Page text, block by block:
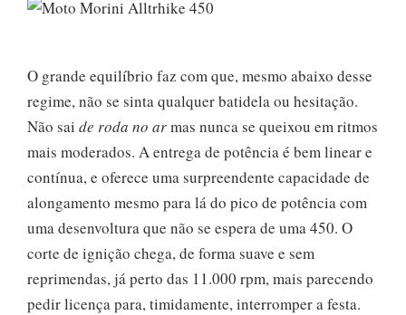
O grande equilíbrio faz com que, mesmo abaixo desse
regime, não se sinta qualquer batidela ou hesitação.
Não sai de roda no armas nunca se queixou em ritmos
mais moderados. A entrega de potência é bem linear e
contínua, e oferece uma surpreendente capacidade de
alongamento mesmo para lá do pico de potência com
uma desenvoltura que não se espera de uma 450. O
corte de ignição chega, de forma suave e sem
reprimendas, já perto das 11.000 rpm, mais parecendo
pedir licença para, timidamente, interromper a festa.